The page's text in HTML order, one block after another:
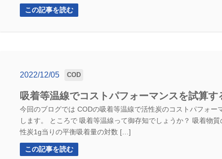
この記事を読む
2022/12/05 COD
吸着等温線でコストパフォーマンスを試算す
今回のブログでは CODの吸着等温線で活性炭のコストパフォー
します。 ところで 吸着等温線って御存知でしょうか？ 吸着物
性炭1g当りの平衡吸着量の対数 […]
この記事を読む